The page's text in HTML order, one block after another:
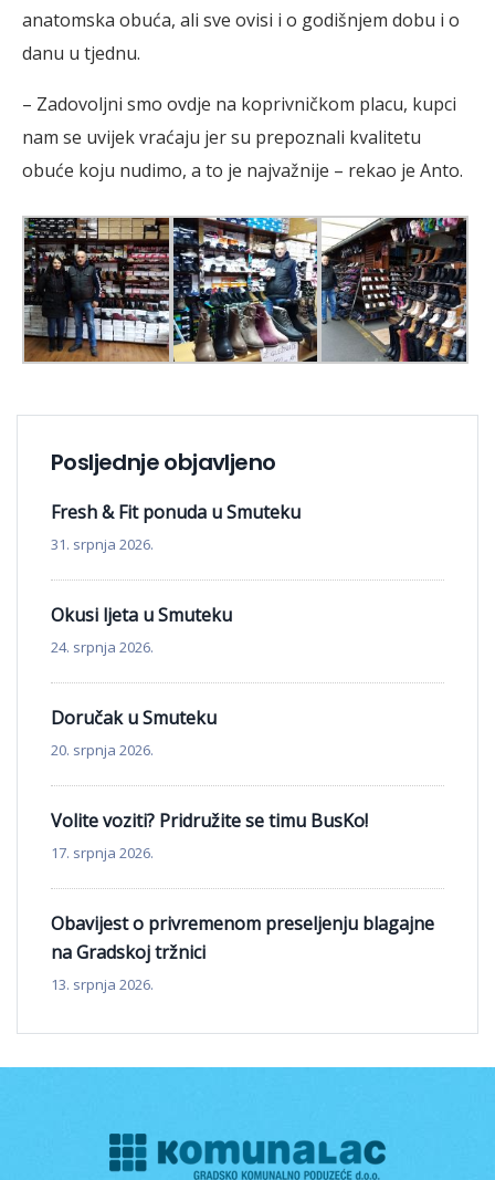
anatomska obuća, ali sve ovisi i o godišnjem dobu i o
danu u tjednu.
– Zadovoljni smo ovdje na koprivničkom placu, kupci
nam se uvijek vraćaju jer su prepoznali kvalitetu
obuće koju nudimo, a to je najvažnije – rekao je Anto.
Posljednje objavljeno
Fresh & Fit ponuda u Smuteku
31. srpnja 2026.
Okusi ljeta u Smuteku
24. srpnja 2026.
Doručak u Smuteku
20. srpnja 2026.
Volite voziti? Pridružite se timu BusKo!
17. srpnja 2026.
Obavijest o privremenom preseljenju blagajne
na Gradskoj tržnici
13. srpnja 2026.